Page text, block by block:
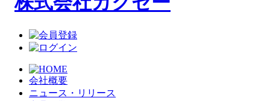
会社概要
ニュース・リリース